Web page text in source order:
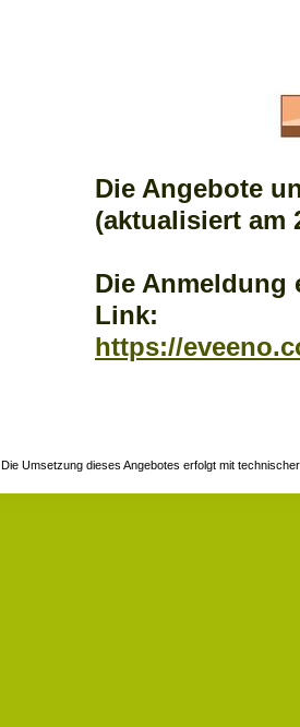
Die Angebote
(aktualisiert am
Die Anmeldung
Link:
https://
Die Umsetzung dieses Angebotes erfolgt mit